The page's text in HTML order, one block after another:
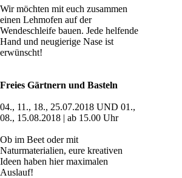
Wir möchten mit euch zusammen
einen Lehmofen auf der
Wendeschleife bauen. Jede helfende
Hand und neugierige Nase ist
erwünscht!
Freies Gärtnern und Basteln
04., 11., 18., 25.07.2018 UND 01.,
08., 15.08.2018 | ab 15.00 Uhr
Ob im Beet oder mit
Naturmaterialien, eure kreativen
Ideen haben hier maximalen
Auslauf!